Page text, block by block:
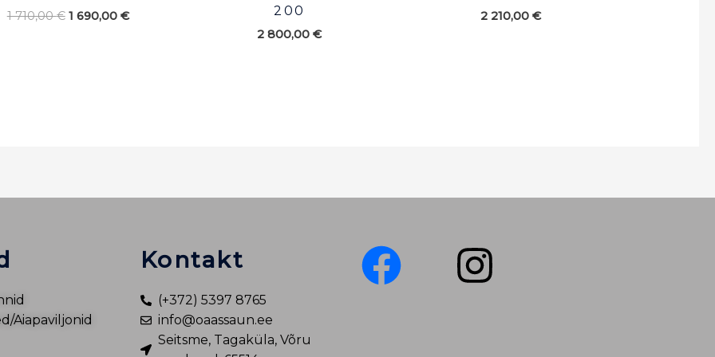
1 710,00€ 1 690,00 €
200
2 800,00€
2 210,00€
Aiapaviljonid
Kontakt
(+372) 5397 8765
info@oaassaun.ee
Seitsme, Tagaküla, Võru